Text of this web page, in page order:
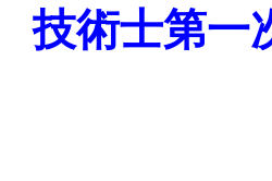
技術士第